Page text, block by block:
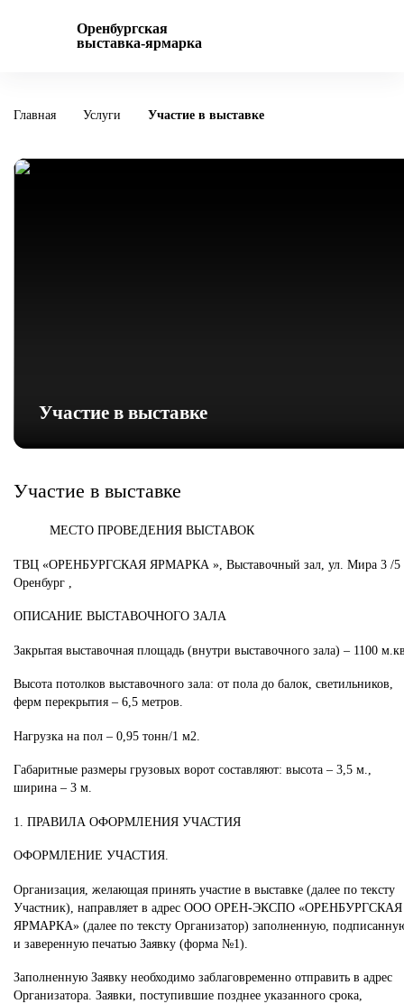
Оренбургская
выставка-ярмарка
Главная Услуги Участие в выставке
Участие в выставке
Участие в выставке
МЕСТО ПРОВЕДЕНИЯ ВЫСТАВОК
ТВЦ «ОРЕНБУРГСКАЯ ЯРМАРКА », Выставочный зал, ул. Мира 3 /5
Оренбург ,
ОПИСАНИЕ ВЫСТАВОЧНОГО ЗАЛА
Закрытая выставочная площадь (внутри выставочного зала) – 1100
Высота потолков выставочного зала: от пола до балок, светильников,
ферм перекрытия – 6,5 метров.
Нагрузка на пол – 0,95 тонн/1 м2.
Габаритные размеры грузовых ворот составляют: высота – 3,5 м.,
ширина – 3 м.
1. ПРАВИЛА ОФОРМЛЕНИЯ УЧАСТИЯ
ОФОРМЛЕНИЕ УЧАСТИЯ.
Организация, желающая принять участие в выставке (далее по тексту
Участник), направляет в адрес ООО ОРЕН-ЭКСПО «ОРЕНБУРГСКАЯ
ЯРМАРКА» (далее по тексту Организатор) заполненную,
и заверенную печатью Заявку (форма №1).
Заполненную Заявку необходимо заблаговременно отправить в адрес
Организатора. Заявки, поступившие позднее указанного срока,